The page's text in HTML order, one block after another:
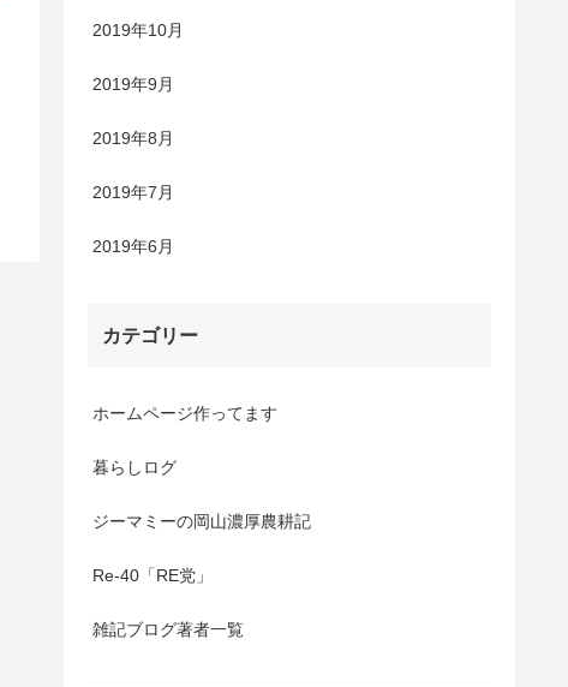
2019年10月
2019年9月
2019年8月
2019年7月
2019年6月
カテゴリー
ホームページ作ってます
暮らしログ
ジーマミーの岡山濃厚農耕記
Re-40「RE党」
雑記ブログ著者一覧